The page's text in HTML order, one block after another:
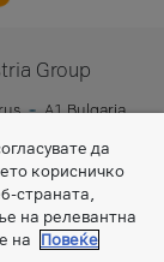
Group
A1 Bulgaria
да
корисничко
страната,
на релевантна
на
Повеќе